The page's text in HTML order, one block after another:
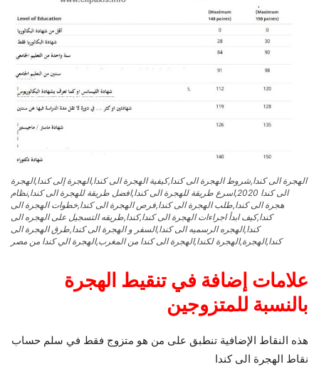
الهجرة الى كندا,شروط الهجرة الى كندا,كيفية الهجرة الى كندا,الهجرة إلى كندا,الهجرة
الى كندا 2020,اسرع طريقة للهجرة الى كندا,افضل طريقة للهجرة الى كندا,نظام
هجرة الى كندا,طلب الهجرة الى كندا,فرص الهجرة الى كندا,خطوات الهجرة الى
كندا,كيف ابدأ اجراءات الهجرة الى كندا,كندا,طريقه التسجيل على الهجره الى
كندا,الهجره الرسميه الى كندا,السفر و الهجرة الى كندا,طرق الهجرة الى
كندا,الهجرة,الهجرة لكندا,الهجرة الى كندا من المغرب,الهجرة الي كندا من مصر
علامات إضافة في تنقيط الهجرة
بالنسبة للمتزوجين
هذه النقاط الإضافية تنطبق على من هو متزوج فقط في سلم حساب
نقاط الهجرة الى كندا